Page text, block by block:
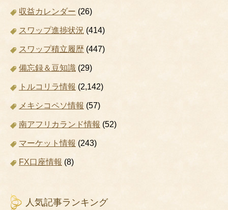
収益カレンダー (26)
スワップ進捗状況 (414)
スワップ積立履歴 (447)
備忘録＆豆知識 (29)
トルコリラ情報 (2,142)
メキシコペソ情報 (57)
南アフリカランド情報 (52)
マーケット情報 (243)
FX口座情報 (8)
人気記事ランキング